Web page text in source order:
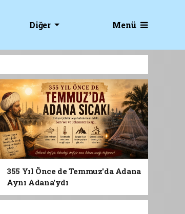
Diğer Menü
355 Yıl Önce de Temmuz'da Adana
Aynı Adana'ydı